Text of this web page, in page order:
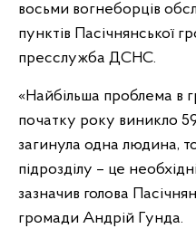
восьми вогнеборців
пунктів Пасічнянської
пресслужба ДСНС.
«Найбільша проблема в
початку року виникло
загинула одна людина,
підрозділу – це
зазначив голова
громади Андрій Гунда.